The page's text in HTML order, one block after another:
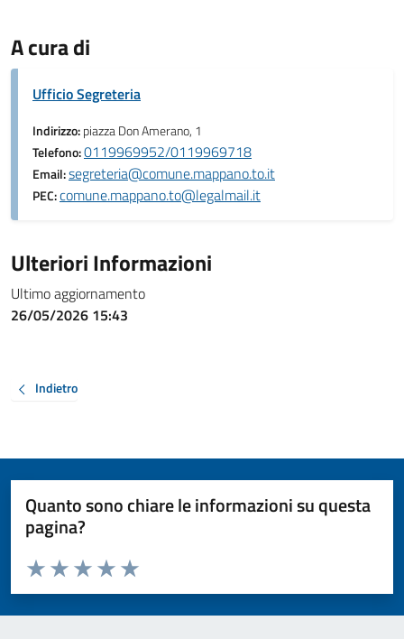
A cura di
Ufficio Segreteria
Indirizzo:piazza Don Amerano, 1
Telefono:0119969952/0119969718
Email:segreteria@comune.mappano.to.it
PEC:comune.mappano.to@legalmail.it
Ulteriori Informazioni
Ultimo aggiornamento
26/05/2026 15:43
Indietro
Quanto sono chiare le informazioni su questa
pagina?
Valuta da 1 a 5 stelle la pagina
Valuta 5 stelle su 5
Valuta 4 stelle su 5
Valuta 3 stelle su 5
Valuta 2 stelle su 5
Valuta 1 stelle su 5